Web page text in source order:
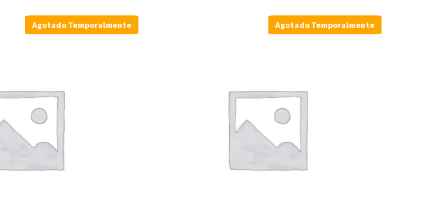
Agotado Temporalmente Agotado Temporalmente